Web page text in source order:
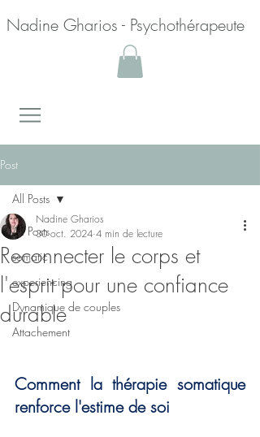
Nadine Gharios - Psychothérapeute
Post
All Posts
somatic
experiencing
Dynamique de couples
Attachement
All Posts
Reconnecter le corps et
l'esprit pour une confiance
durable
Nadine Gharios
30 oct. 2024 4 min de lecture
Comment la thérapie somatique
renforce l'estime de soi